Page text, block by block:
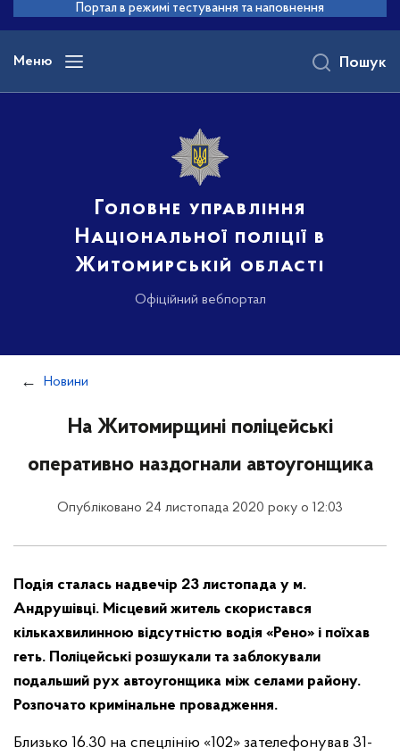
основного
вмісту
Портал в режимі тестування та наповнення
Меню
Головне управління
Національної поліції в
Житомирській області
Офіційний вебпортал
Пошук
Новини
На Житомирщині поліцейські
оперативно наздогнали автоугонщика
Опубліковано 24 листопада 2020 року о 12:03
Подія сталась надвечір 23 листопада у м.
Андрушівці. Місцевий житель скористався
кількахвилинною відсутністю водія «Рено» і поїхав
геть. Поліцейські розшукали та заблокували
подальший рух автоугонщика між селами району.
Розпочато кримінальне провадження.
Близько 16.30 на спецлінію «102» зателефонував 31-